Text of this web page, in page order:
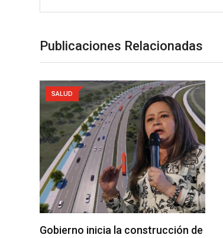
Publicaciones Relacionadas
SALUD
Gobierno inicia la construcción de